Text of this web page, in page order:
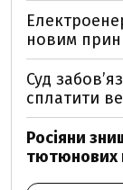
новим
Суд
сплатити
Росіяни
тютюнових